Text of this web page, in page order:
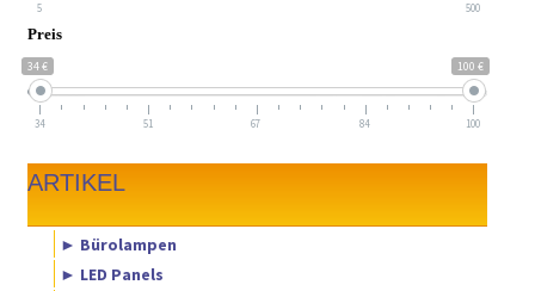
5 500
Preis
34 € 100 €
34 51 67 84 100
ARTIKEL
► Bürolampen
► LED Panels